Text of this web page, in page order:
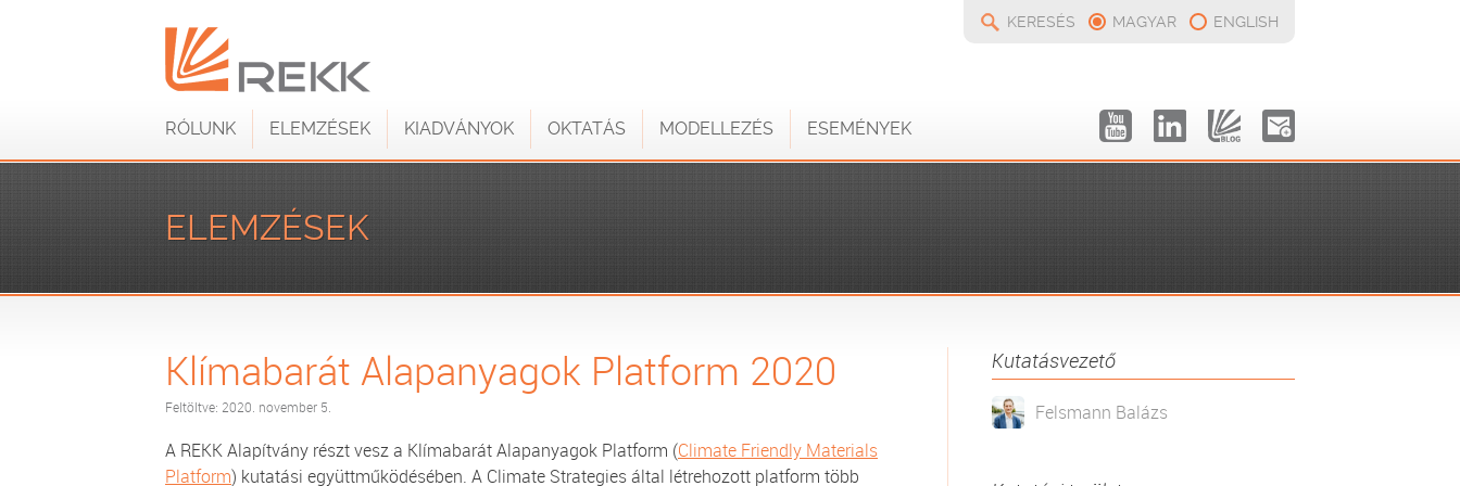
KERESÉS MAGYAR ENGLISH
RÓLUNK ELEMZÉSEK KIADVÁNYOK OKTATÁS MODELLEZÉS ESEMÉNYEK
ELEMZÉSEK
Klímabarát Alapanyagok Platform 2020
Feltöltve: 2020. november 5.
A REKK Alapítvány részt vesz a Klímabarát Alapanyagok Platform (Climate Friendly Materials
Platform) kutatási együttműködésében. A Climate Strategies által létrehozott platform több
Kutatásvezető
Felsmann Balázs